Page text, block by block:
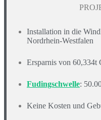
Installation in die
Nordrhein-Westfalen
Ersparnis von 60,334t
Fudingschwelle:
Keine Kosten und